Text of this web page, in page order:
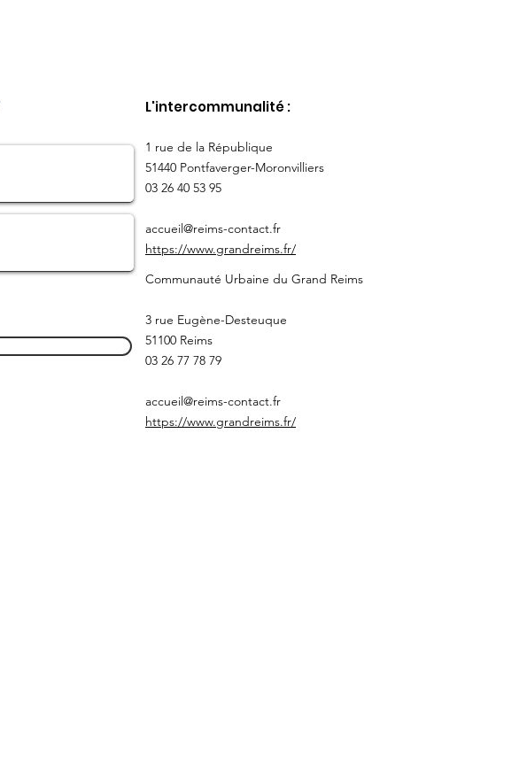
L'intercommunalité :
​1 rue de la République
51440 Pontfaverger-Moronvilliers
03 26 40 53 95
accueil@reims-contact.fr
https://www.grandreims.fr/
Communauté Urbaine du Grand Reims
3 rue Eugène-Desteuque
51100 Reims
03 26 77 78 79
accueil@reims-contact.fr
https://www.grandreims.fr/